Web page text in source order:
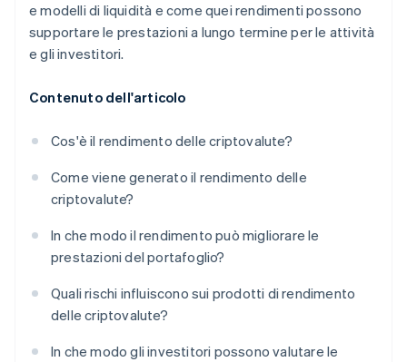
e modelli di liquidità e come quei rendimenti possono
supportare le prestazioni a lungo termine per le attività
e gli investitori.
Contenuto dell'articolo
Cos'è il rendimento delle criptovalute?
Come viene generato il rendimento delle
criptovalute?
In che modo il rendimento può migliorare le
prestazioni del portafoglio?
Quali rischi influiscono sui prodotti di rendimento
delle criptovalute?
In che modo gli investitori possono valutare le